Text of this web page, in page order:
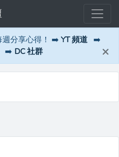
週分享心得！ ➡️ YT 頻道 ➡️
➡️ DC 社群 ×